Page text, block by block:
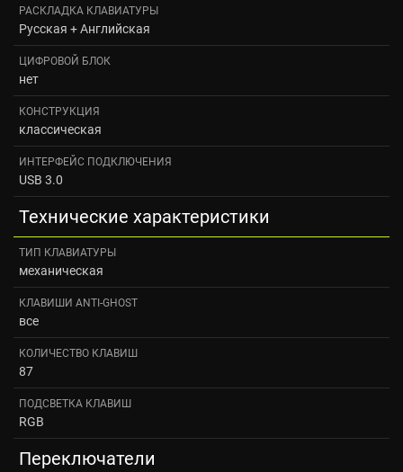
РАСКЛАДКА КЛАВИАТУРЫ
Русская + Английская
ЦИФРОВОЙ БЛОК
нет
КОНСТРУКЦИЯ
классическая
ИНТЕРФЕЙС ПОДКЛЮЧЕНИЯ
USB 3.0
Технические характеристики
ТИП КЛАВИАТУРЫ
механическая
КЛАВИШИ ANTI-GHOST
все
КОЛИЧЕСТВО КЛАВИШ
87
ПОДСВЕТКА КЛАВИШ
RGB
Переключатели